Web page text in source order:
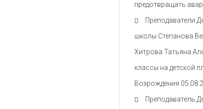
предотвращать
Преподаватели
школы Степанова
Хитрова Татьяна
классы на детской
Возрождения
Преподаватель